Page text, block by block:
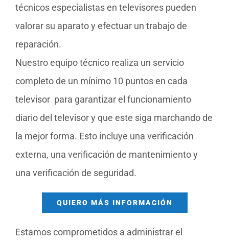
técnicos especialistas en televisores pueden
valorar su aparato y efectuar un trabajo de
reparación.
Nuestro equipo técnico realiza un servicio
completo de un mínimo 10 puntos en cada
televisor para garantizar el funcionamiento
diario del televisor y que este siga marchando de
la mejor forma. Esto incluye una verificación
externa, una verificación de mantenimiento y
una verificación de seguridad.
QUIERO MÁS INFORMACIÓN
Estamos comprometidos a administrar el